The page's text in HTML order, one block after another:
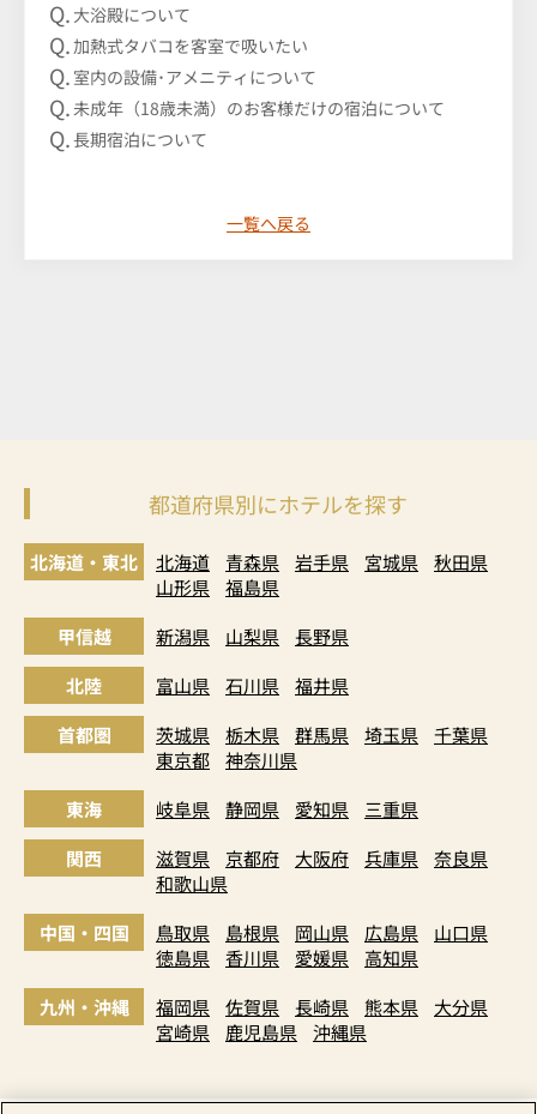
大浴殿について
加熱式タバコを客室で吸いたい
室内の設備･アメニティについて
未成年（18歳未満）のお客様だけの宿泊について
長期宿泊について
一覧へ戻る
都道府県別にホテルを探す
北海道・東北 北海道 青森県 岩手県 宮城県
秋田県
山形県
福島県
甲信越
新潟県 山梨県
長野県
北陸
富山県 石川県
福井県
首都圏
茨城県 栃木県 群馬県 埼玉県
千葉県
東京都
神奈川県
東海
岐阜県 静岡県 愛知県
三重県
関西
滋賀県 京都府 大阪府 兵庫県
奈良県
和歌山県
中国・四国
鳥取県 島根県 岡山県 広島県
山口県
徳島県
香川県 愛媛県
高知県
九州・沖縄
福岡県 佐賀県 長崎県 熊本県
大分県
宮崎県
鹿児島県 沖縄県